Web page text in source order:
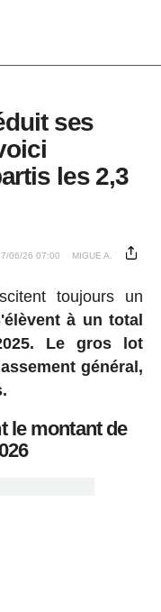
ses
les 2,3
06/26 07:00 MIGUE A.
toujours un
à un total
Le gros lot
général,
le montant de